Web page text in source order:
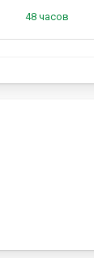
48 часов